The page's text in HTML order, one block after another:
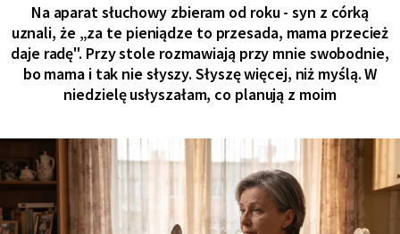
Na aparat słuchowy zbieram od roku - syn z córką
uznali, że „za te pieniądze to przesada, mama przecież
daje radę". Przy stole rozmawiają przy mnie swobodnie,
bo mama i tak nie słyszy. Słyszę więcej, niż myślą. W
niedzielę usłyszałam, co planują z moim